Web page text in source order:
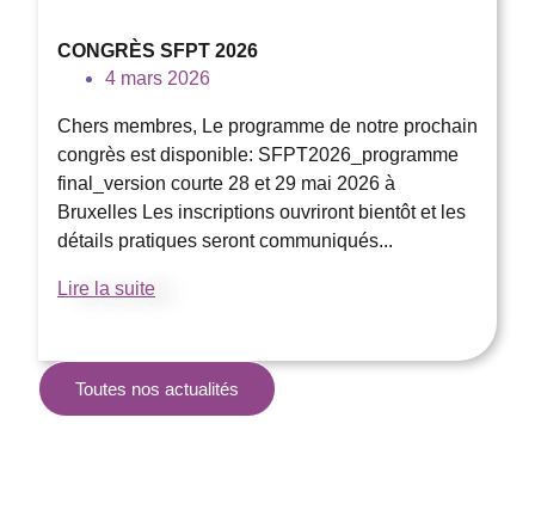
CONGRÈS SFPT 2026
4 mars 2026
Chers membres, Le programme de notre prochain
congrès est disponible: SFPT2026_programme
final_version courte 28 et 29 mai 2026 à
Bruxelles Les inscriptions ouvriront bientôt et les
détails pratiques seront communiqués...
Lire la suite
Toutes nos actualités